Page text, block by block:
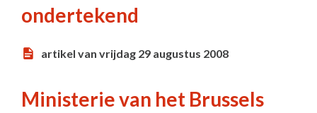
ondertekend
artikel van vrijdag 29 augustus 2008
Ministerie van het Brussels